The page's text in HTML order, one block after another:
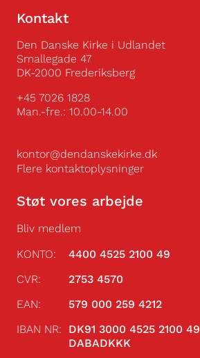
Kontakt
Den Danske Kirke i Udlandet
Smallegade 47
DK-2000 Frederiksberg
+45 7026 1828
Man.-fre.: 10.00-14.00
kontor@dendanskekirke.dk
Flere kontaktoplysninger
Støt vores arbejde
Bliv medlem
KONTO:
4400 4525 2100 49
CVR: 2753 4570
EAN: 579 000 259 4212
IBAN NR: DK91 3000 4525 2100 49
DABADKKK